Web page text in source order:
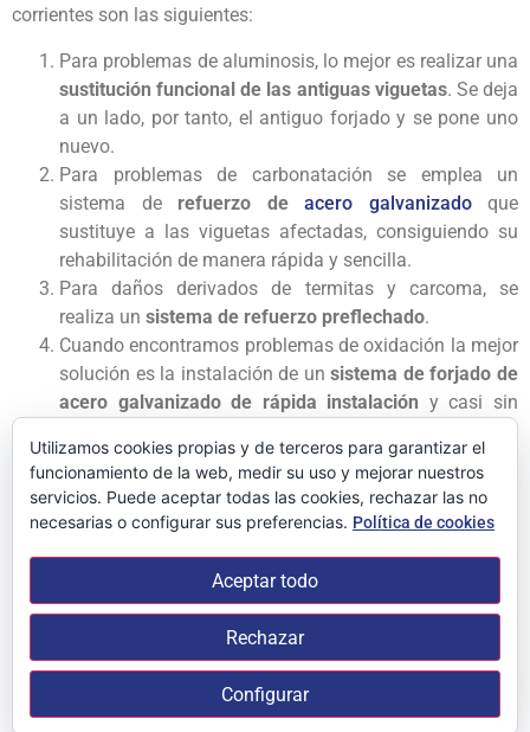
corrientes son las siguientes:
Para problemas de aluminosis, lo mejor es realizar una
sustitución funcional de las antiguas viguetas. Se deja
a un lado, por tanto, el antiguo forjado y se pone uno
nuevo.
Para problemas de carbonatación se emplea un
sistema de refuerzo de acero galvanizadoque
sustituye a las viguetas afectadas, consiguiendo su
rehabilitación de manera rápida y sencilla.
Para daños derivados de termitas y carcoma, se
realiza un sistema de refuerzo preflechado.
Cuando encontramos problemas de oxidación la mejor
solución es la instalación de unsistema de forjado de
acero galvanizado de rápida instalación y casi sin
obra. Da igual la altura que tenga el edificio, se
adaptan sin problemas.
Así pues, situ edificio presenta algún problema de este tipo
–o consideras que pudiera tenerlo- no lo dudes y ponte en
contacto con Boid 24.Y es que estas patologías
estructurales de los edificios son más frecuentes de lo que
pensamos. Y requieren soluciones rápidas y duraderas.
Trabajos como los que realizamos en nuestra empresa
desde hace muchas décadas.
Utilizamos cookies propias y de terceros para garantizar el
funcionamiento de la web, medir su uso y mejorar nuestros
servicios. Puede aceptar todas las cookies, rechazar las no
necesarias o configurar sus preferencias. Política de cookies
Aceptar todo
Rechazar
Configurar